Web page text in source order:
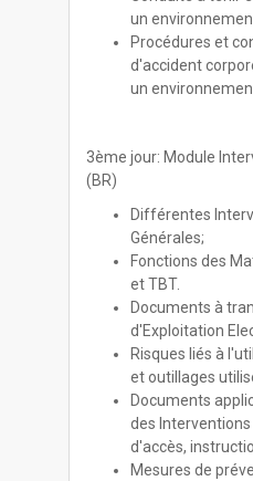
un
Procédures et
d'accident
un
3ème jour: Module
(BR)
Différentes
Générales;
Fonctions des
et TBT.
Documents à
d'Exploitation
Risques liés à
et outillages
Documents
des
d'accès,
Mesures de